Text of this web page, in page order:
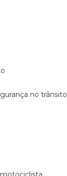
no trânsito